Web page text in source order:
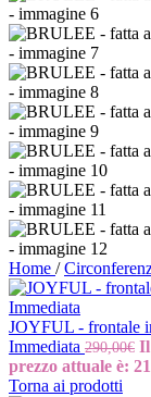
Home /
JOYFUL - frontale
Immediata 290,00€ Il
prezzo attuale è:
Torna ai prodotti